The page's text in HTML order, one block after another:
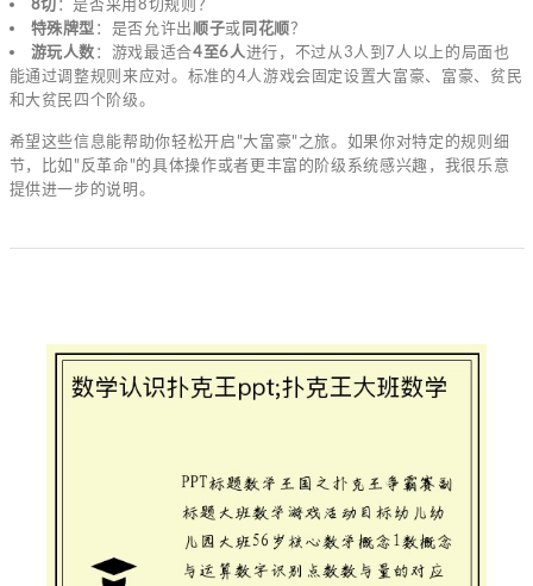
特殊牌型 ：是否允许出顺子或同花顺？
游玩人数：游戏最适合4至6人进行，不过从3人到7人以上的局面也
能通过调整规则来应对。标准的4人游戏会固定设置大富豪、富豪、贫民
和大贫民四个阶级。
希望这些信息能帮助你轻松开启"大富豪"之旅。如果你对特定的规则细
节，比如"反革命"的具体操作或者更丰富的阶级系统感兴趣，我很乐意
提供进一步的说明。